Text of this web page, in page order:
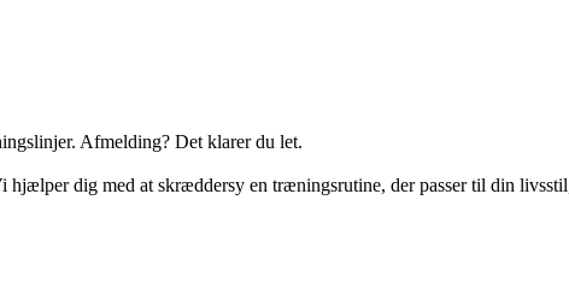
Afmelding? Det klarer du let.
dig med at skræddersy en træningsrutine, der passer til din